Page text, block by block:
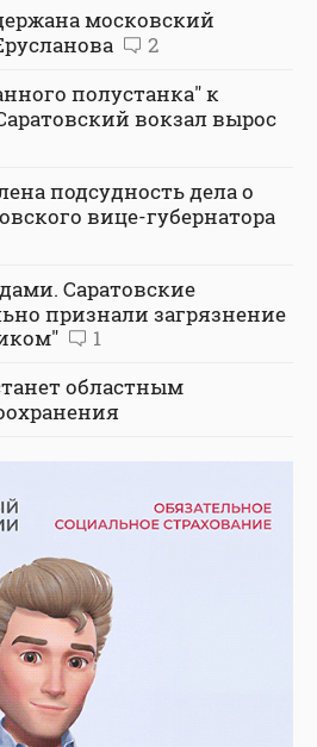
московский
2
полустанка" к
вокзал вырос
подсудность дела о
вице-губернатора
Саратовские
признали загрязнение
1
областным